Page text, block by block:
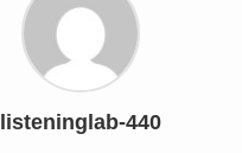
listeninglab-440